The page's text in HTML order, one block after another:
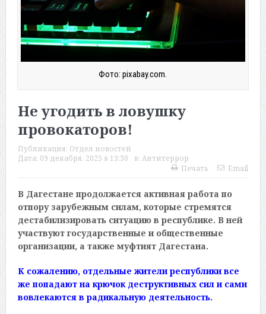
Фото: pixabay.com.
Не угодить в ловушку
провокаторов!
Публикация: Отдел новостей
Дата: 09 декабря, 2025 в 13:30 в: Антитеррор
Печать
Email
В Дагестане продолжается активная работа по
отпору зарубежным силам, которые стремятся
дестабилизировать ситуацию в республике. В ней
участвуют государственные и общественные
организации, а также муфтият Дагестана.
К сожалению, отдельные жители республики все
же попадают на крючок деструктивных сил и сами
вовлекаются в радикальную деятельность.